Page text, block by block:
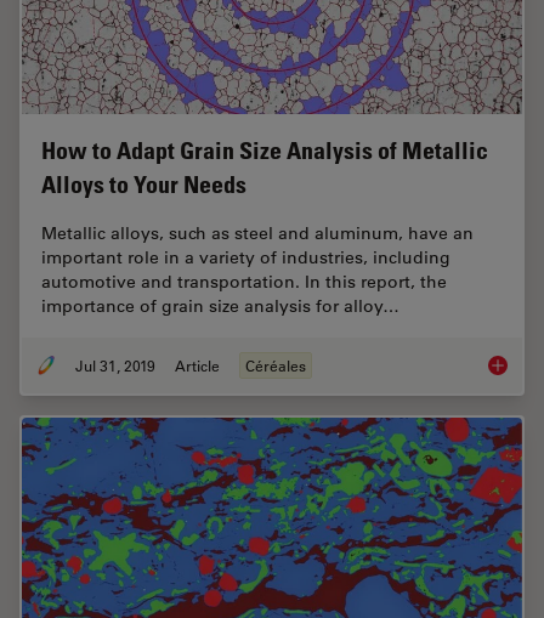
How to Adapt Grain Size Analysis of Metallic
Alloys to Your Needs
Metallic alloys, such as steel and aluminum, have an
important role in a variety of industries, including
automotive and transportation. In this report, the
importance of grain size analysis for alloy…
Jul 31, 2019 Article Céréales How to